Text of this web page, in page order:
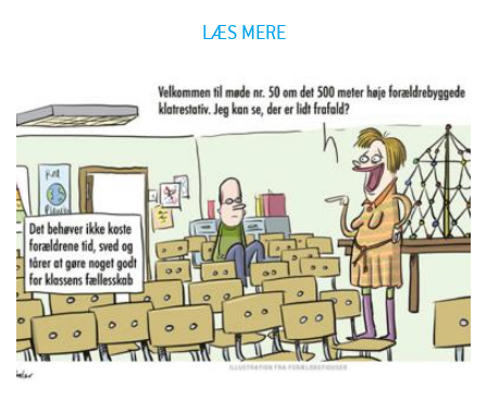
LÆS MERE